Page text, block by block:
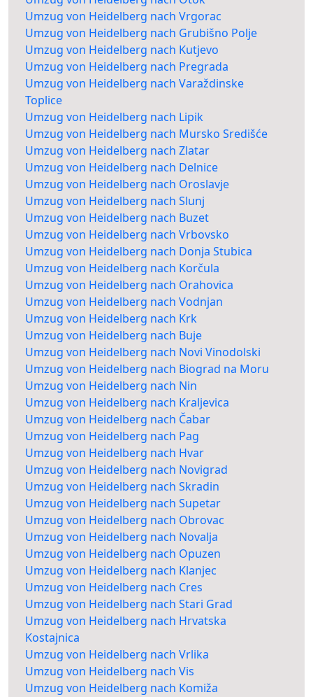
Umzug von Heidelberg nach Vrgorac
Umzug von Heidelberg nach Grubišno Polje
Umzug von Heidelberg nach Kutjevo
Umzug von Heidelberg nach Pregrada
Umzug von Heidelberg nach Varaždinske
Toplice
Umzug von Heidelberg nach Lipik
Umzug von Heidelberg nach Mursko Središće
Umzug von Heidelberg nach Zlatar
Umzug von Heidelberg nach Delnice
Umzug von Heidelberg nach Oroslavje
Umzug von Heidelberg nach Slunj
Umzug von Heidelberg nach Buzet
Umzug von Heidelberg nach Vrbovsko
Umzug von Heidelberg nach Donja Stubica
Umzug von Heidelberg nach Korčula
Umzug von Heidelberg nach Orahovica
Umzug von Heidelberg nach Vodnjan
Umzug von Heidelberg nach Krk
Umzug von Heidelberg nach Buje
Umzug von Heidelberg nach Novi Vinodolski
Umzug von Heidelberg nach Biograd na Moru
Umzug von Heidelberg nach Nin
Umzug von Heidelberg nach Kraljevica
Umzug von Heidelberg nach Čabar
Umzug von Heidelberg nach Pag
Umzug von Heidelberg nach Hvar
Umzug von Heidelberg nach Novigrad
Umzug von Heidelberg nach Skradin
Umzug von Heidelberg nach Supetar
Umzug von Heidelberg nach Obrovac
Umzug von Heidelberg nach Novalja
Umzug von Heidelberg nach Opuzen
Umzug von Heidelberg nach Klanjec
Umzug von Heidelberg nach Cres
Umzug von Heidelberg nach Stari Grad
Umzug von Heidelberg nach Hrvatska
Kostajnica
Umzug von Heidelberg nach Vrlika
Umzug von Heidelberg nach Vis
Umzug von Heidelberg nach Komiža